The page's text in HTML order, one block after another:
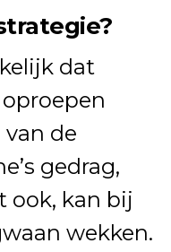
dat
de
gedrag,
ook, kan bij
wekken.